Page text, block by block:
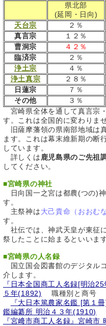
県北部
(延岡・日向)
天台宗
２％
真言宗
１２％
曹洞宗
４２％
臨済宗
２％
浄土宗
４％
浄土真宗
２８％
日蓮宗
７％
その他
３％
宮崎県全体を通して真言宗
す。これは全国的に変わりませ
旧薩摩藩領の県南部地域は
ます。これは幕末維新期の断
しています。
詳しくは 鹿児島県のご先祖
してください。
■宮崎県の神社
日向国一之宮は都農(つの)
す。
主祭神は大己貴命（おおむ
す。
社伝では、神武天皇が東征
祭したことに始まるといいます
■宮崎県の人名録
国立国会図書館のデジタル
介します。
『日本全国商工人名録[明治
５年(1892)
職種別と商号
『大日本篤農家名鑑 [第１
鑑編纂所 明治４３年(1910)
『宮﨑市商工人名録』宮崎市